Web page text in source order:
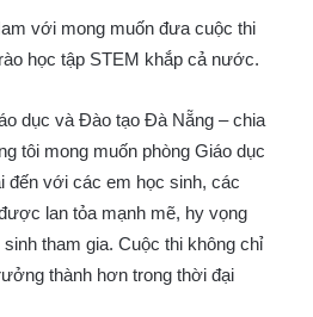
với mong muốn đưa cuộc thi
học tập STEM khắp cả nước.
dục và Đào tạo Đà Nẵng – chia
tôi mong muốn phòng Giáo dục
đến với các em học sinh, các
lan tỏa mạnh mẽ, hy vọng
tham gia. Cuộc thi không chỉ
thành hơn trong thời đại